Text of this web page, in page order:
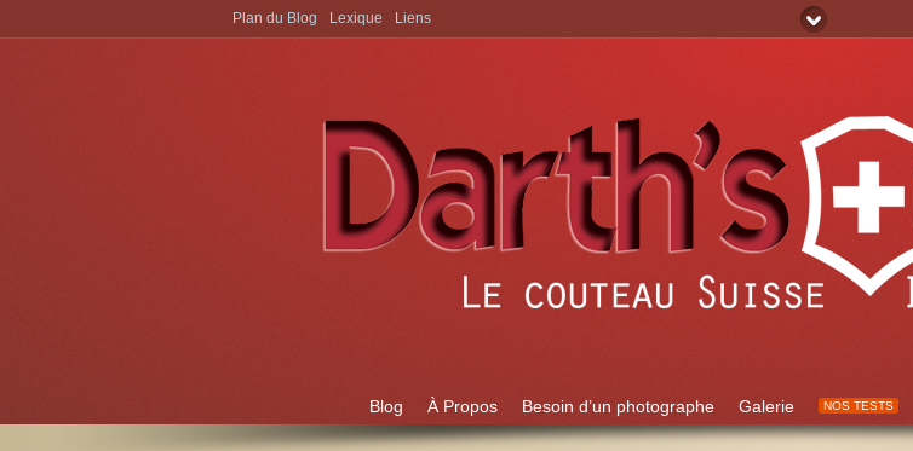
Aller à:
Blog À Propos Besoin d’un photographe Galerie NOS TESTS
Plan du Blog Lexique Liens